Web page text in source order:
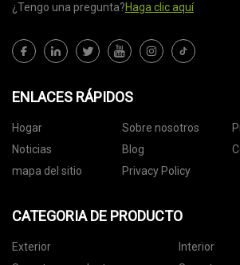
¿Tengo una pregunta?Haga clic aquí
ENLACES RÁPIDOS
Hogar Sobre nosotros
Noticias
Blog
mapa del sitio
Privacy Policy
CATEGORIA DE PRODUCTO
Exterior
Interior